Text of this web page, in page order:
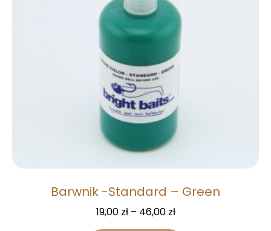
Barwnik -Standard – Green
19,00 zł – 46,00 zł